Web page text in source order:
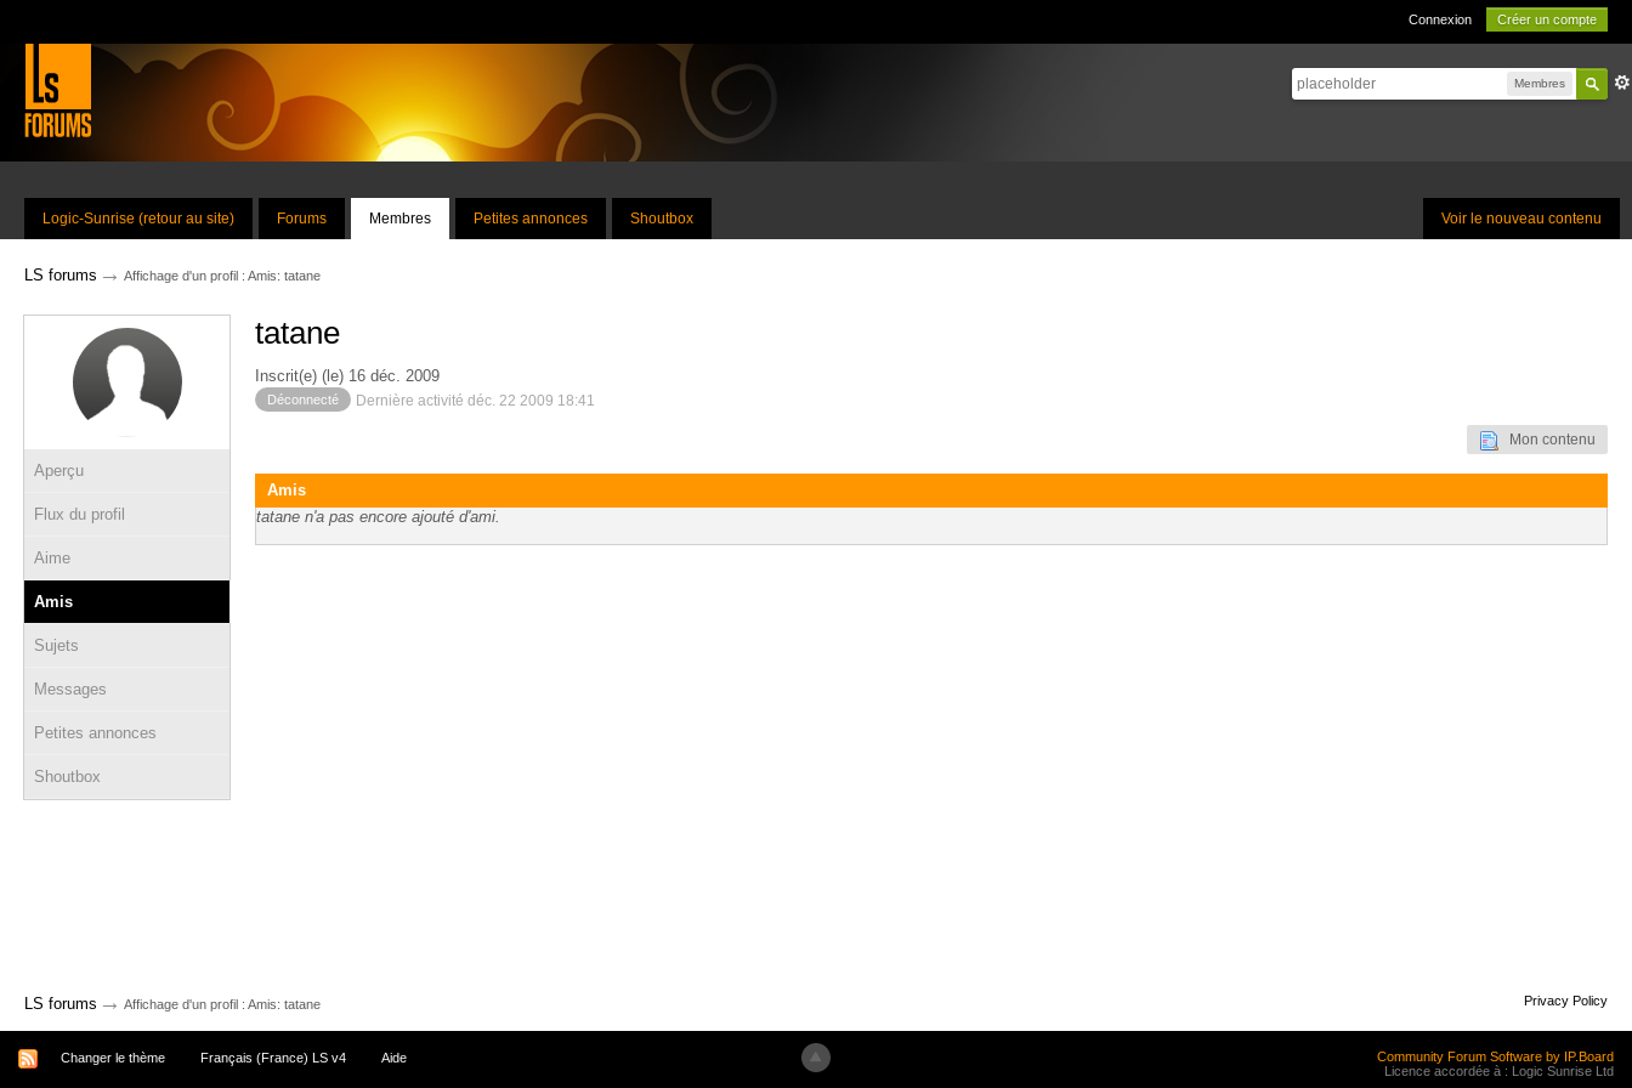
Connexion Créer un compte
Membres
Voir le nouveau contenu
Logic-Sunrise (retour au site) Forums Membres Petites annonces Shoutbox
LS forums → Affichage d'un profil : Amis: tatane
Aperçu
Flux du profil
Aime
Amis
Sujets
Messages
Petites annonces
Shoutbox
tatane
Inscrit(e) (le) 16 déc. 2009
Déconnecté Dernière activité déc. 22 2009 18:41
Mon contenu
Amis
tatane n'a pas encore ajouté d'ami.
LS forums → Affichage d'un profil : Amis: tatane Privacy Policy
Changer le thème Français (France) LS v4 Aide
Community Forum Software by IP.Board
Licence accordée à : Logic Sunrise Ltd